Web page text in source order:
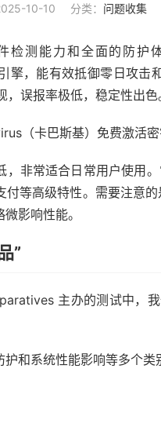
10-10 分类： 问题收集
检测能力和全面的防护
，能有效抵御零日攻击
误报率极低，稳定性出色
，非常适合日常用户使用
付等高级特性。需要注意
影响性能。
”
主办的测试中，
和系统性能影响等多个类